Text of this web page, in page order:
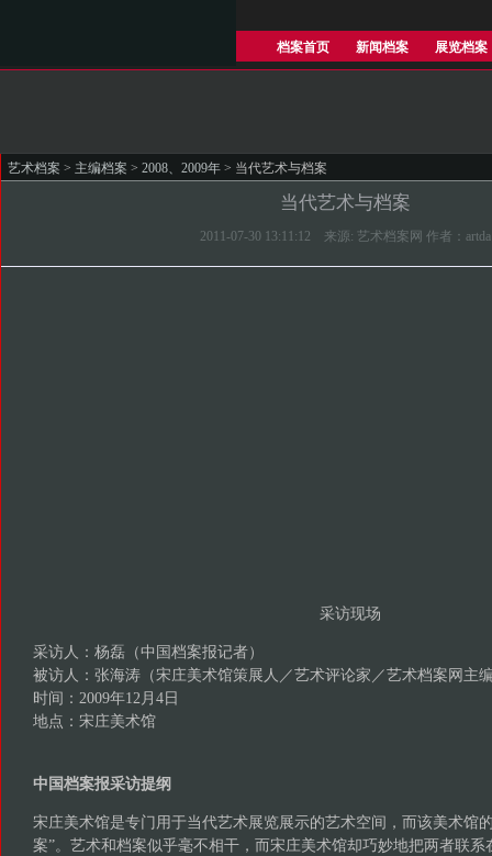
档案首页 新闻档案 展览档案
艺术档案 > 主编档案 > 2008、2009年 > 当代艺术与档案
当代艺术与档案
2011-07-30 13:11:12 来源: 艺术档案网 作者：artda
采访现场
采访人：杨磊（中国档案报记者）
被访人：张海涛（宋庄美术馆策展人／艺术评论家／艺术档案网主
时间：2009年12月4日
地点：宋庄美术馆
中国档案报采访提纲
宋庄美术馆是专门用于当代艺术展览展示的艺术空间，而该美术馆
案”。艺术和档案似乎毫不相干，而宋庄美术馆却巧妙地把两者联